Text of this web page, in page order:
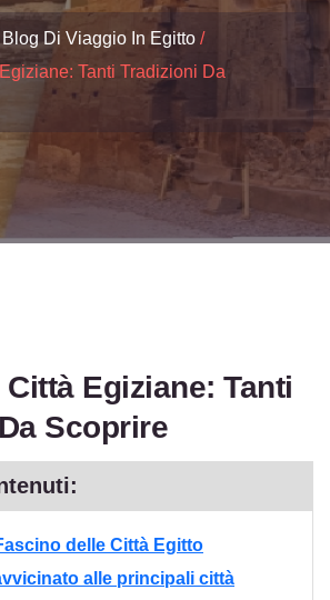
Blog Di Viaggio In Egitto
Tanti Tradizioni Da
Egiziane: Tanti
Scoprire
delle Città Egitto
alle principali città